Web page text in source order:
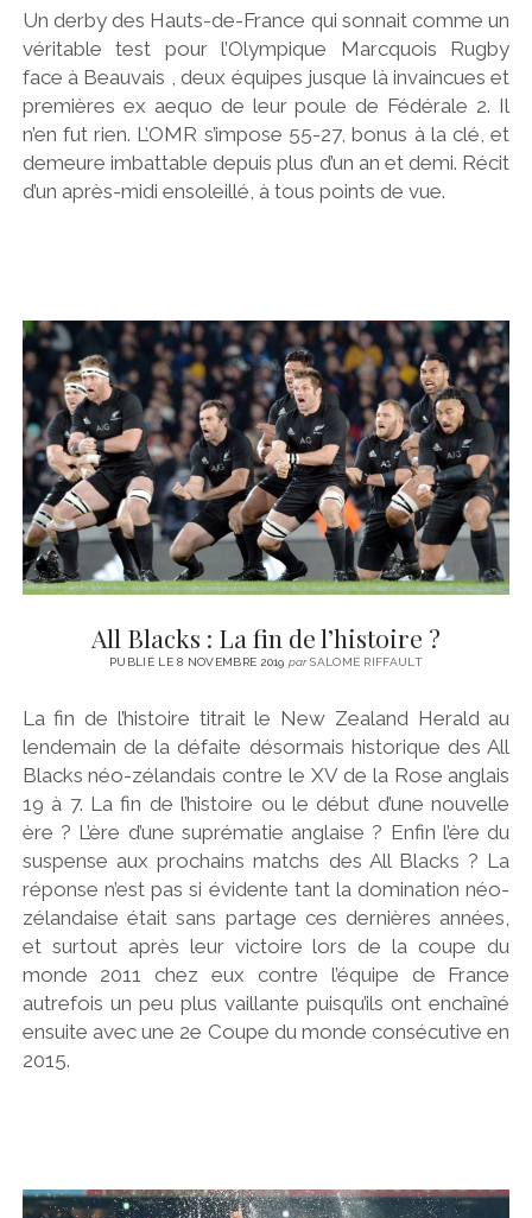
Un derby des Hauts-de-France qui sonnait comme un
véritable test pour l’Olympique Marcquois Rugby
face à Beauvais , deux équipes jusque là invaincues et
premières ex aequo de leur poule de Fédérale 2. Il
n’en fut rien. L’OMR s’impose 55-27, bonus à la clé, et
demeure imbattable depuis plus d’un an et demi. Récit
d’un après-midi ensoleillé, à tous points de vue.
All Blacks : La fin de l’histoire ?
PUBLIÉ LE 8 NOVEMBRE 2019 parSALOMÉ RIFFAULT
La fin de l’histoire titrait le New Zealand Herald au
lendemain de la défaite désormais historique des All
Blacks néo-zélandais contre le XV de la Rose anglais
19 à 7. La fin de l’histoire ou le début d’une nouvelle
ère ? L’ère d’une suprématie anglaise ? Enfin l’ère du
suspense aux prochains matchs des All Blacks ? La
réponse n’est pas si évidente tant la domination néo-
zélandaise était sans partage ces dernières années,
et surtout après leur victoire lors de la coupe du
monde 2011 chez eux contre l’équipe de France
autrefois un peu plus vaillante puisqu’ils ont enchaîné
ensuite avec une 2e Coupe du monde consécutive en
2015.